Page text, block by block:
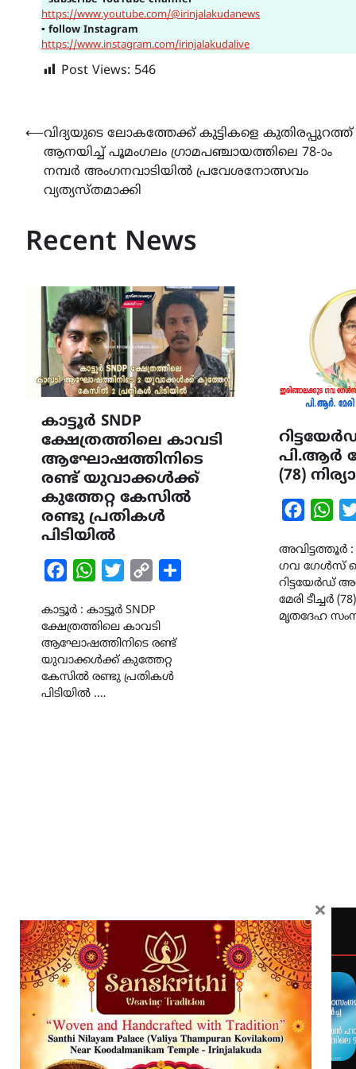
https://www.youtube.com/@irinjalakudanews
▪ follow Instagram
https://www.instagram.com/irinjalakudalive
Post Views: 546
Post
navigation
⟵വിദ്യയുടെ ലോകത്തേക്ക് കുട്ടികളെ കുതിരപ്പുറത്ത്
ആനയിച്ച് പൂമംഗലം ഗ്രാമപഞ്ചായത്തിലെ 78-ാം
നമ്പർ അംഗനവാടിയിൽ പ്രവേശനോത്സവം
വ്യത്യസ്തമാക്കി
Recent News
കാട്ടൂർ SNDP
ക്ഷേത്രത്തിലെ കാവടി
ആഘോഷത്തിനിടെ
രണ്ട് യുവാക്കൾക്ക്
കുത്തേറ്റ കേസിൽ
രണ്ടു പ്രതികൾ
പിടിയിൽ
FacebookWhatsAppTwitterCopy
കാട്ടൂർ : കാട്ടൂർ SNDP
ക്ഷേത്രത്തിലെ കാവടി
ആഘോഷത്തിനിടെ രണ്ട്
യുവാക്കൾക്ക് കുത്തേറ്റ
കേസിൽ രണ്ടു പ്രതികൾ
പിടിയിൽ .…
പി.ആർ
(78)
അവിട്ടത്തൂർ :
ഗവ
റിട്ടയേർഡ്
മേരി ടീച്ചർ
മൃതദേഹ
Quick Links
Home
Latest
Exclusive
Sanchari
Latest
×